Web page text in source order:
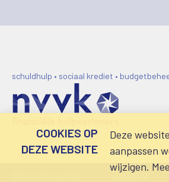
schuldhulp • sociaal krediet •
Disclaimer
COOKIES OP
DEZE WEBSITE
Deze
aanpassen
wijzigen.